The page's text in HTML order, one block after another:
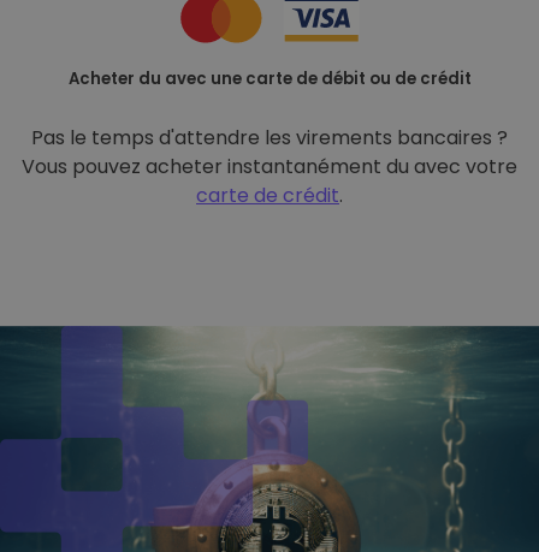
Acheter du avec une carte de débit ou de crédit
Pas le temps d'attendre les virements bancaires ?
Vous pouvez acheter instantanément du avec votre
carte de crédit.